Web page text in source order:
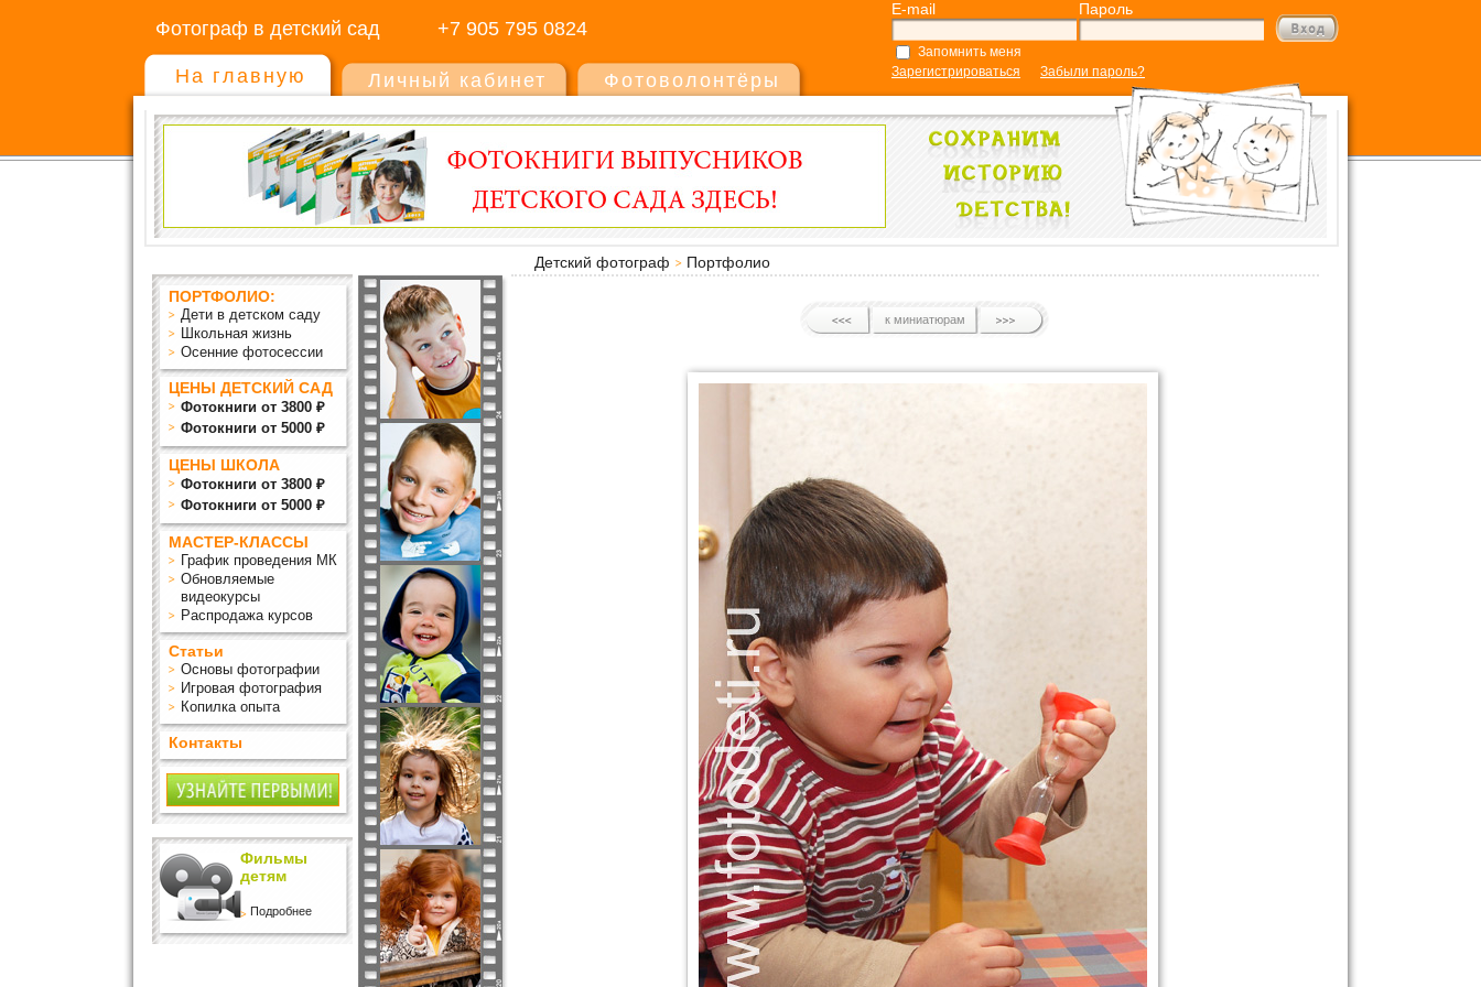
Фотограф в детский сад +7 905 795 0824
E-mail Пароль
Запомнить меня
Зарегистрироваться
Забыли пароль?
На главную Личный кабинет Фотоволонтёры
Детский фотограф
Портфолио
ПОРТФОЛИО:
Дети в детском саду
Школьная жизнь
Осенние фотосессии
ЦЕНЫ ДЕТСКИЙ САД
Фотокниги от 3800 ₽
Фотокниги от 5000 ₽
ЦЕНЫ ШКОЛА
Фотокниги от 3800 ₽
Фотокниги от 5000 ₽
МАСТЕР-КЛАССЫ
График проведения МК
Обновляемые
видеокурсы
Распродажа курсов
Статьи
Основы фотографии
Игровая фотография
Копилка опыта
Контакты
Фильмы
детям
Подробнее
к миниатюрам